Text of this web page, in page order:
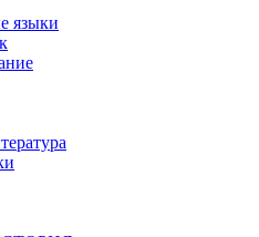
языки